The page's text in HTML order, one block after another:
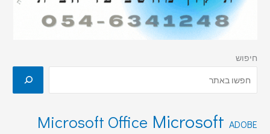
חיפוש
ADOBE
Microsoft
Microsoft Office